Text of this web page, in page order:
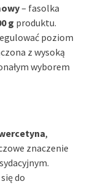
– fasolka
g produktu.
poziom
z wysoką
wyborem
,
znaczenie
do